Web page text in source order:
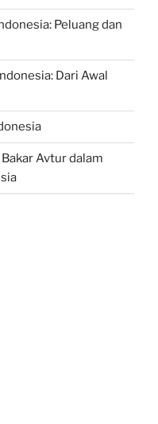
Peluang dan
Dari Awal
Avtur dalam